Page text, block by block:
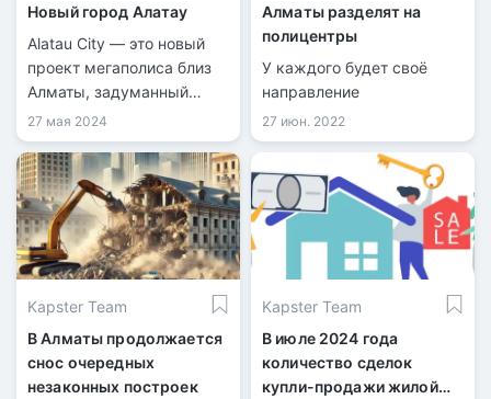
Новый город Алатау
Alatau City — это новый
проект мегаполиса близ
Алматы, задуманный
стать международным
бизнес-хабом и
Сингапуром Центральной
Азии.
27 мая 2024
Алматы разделят на
полицентры
У каждого будет своё
направление
27 июн. 2022
Kapster Team
В Алматы продолжается
снос очередных
незаконных построек
Kapster Team
В июле 2024 года
количество сделок
купли-продажи жилой